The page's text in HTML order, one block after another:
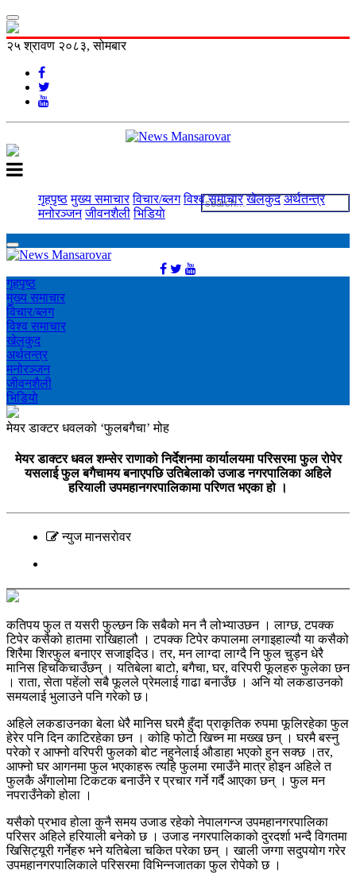
२५ श्रावण २०८३, सोमबार
गृहपृष्ठ मुख्य समाचार विचार/ब्लग विश्व समाचार खेलकुद अर्थतन्त्र
मनोरञ्‍जन जीवनशैली भिडियाे
गृहपृष्ठ
मुख्य समाचार
विचार/ब्लग
विश्व समाचार
खेलकुद
अर्थतन्त्र
मनोरञ्‍जन
जीवनशैली
भिडियाे
मेयर डाक्टर धवलको ‘फुलबगैचा’ मोह
मेयर डाक्टर धवल शम्सेर राणाको निर्देशनमा कार्यालयमा परिसरमा फुल रोपेर
यसलाई फुल बगैचामय बनाएपछि उतिबेलाको उजाड नगरपालिका अहिले
हरियाली उपमहानगरपालिकामा परिणत भएका हो ।
न्युज मानसराेवर
कतिपय फुल त यसरी फुल्छन कि सबैको मन नै लोभ्याउछन । लाग्छ, टपक्क
टिपेर कसैको हातमा राखिहालौ । टपक्क टिपेर कपालमा लगाइहाल्यौ या कसैको
शिरैमा शिरफुल बनाएर सजाइदिउ। तर, मन लाग्दा लाग्दै नि फुल चुड्न धेरै
मानिस हिचकिचाउँछन् । यतिबेला बाटो, बगैचा, घर, वरिपरी फूलहरु फुलेका छन
। राता, सेता पहेंलो सबै फूलले प्रेमलाई गाढा बनाउँछ । अनि यो लकडाउनको
समयलाई भुलाउने पनि गरेको छ।
अहिले लकडाउनका बेला धेरै मानिस घरमै हुँदा प्राकृतिक रुपमा फूलिरहेका फुल
हेरेर पनि दिन काटिरहेका छन । कोहि फोटो खिच्न मा मख्ख छन् । घरमै बस्नु
परेको र आफ्नो वरिपरी फुलको बोट नहुनेलाई औडाहा भएको हुन सक्छ ।तर,
आफ्नो घर आगनमा फुल भएकाहरू त्यहि फुलमा रमाउँने मात्र होइन अहिले त
फुलकै अँगालोमा टिकटक बनाउँने र प्रचार गर्ने गर्दै आएका छन् । फुल मन
नपराउँनेको होला ।
यसैको प्रभाव होला कुनै समय उजाड रहेको नेपालगन्ज उपमहानगरपालिका
परिसर अहिले हरियाली बनेको छ । उजाड नगरपालिकाको दुरदर्शा भन्दै विगतमा
खिसिट्यूरी गर्नेहरु भने यतिबेला चकित परेका छन् । खाली जग्गा सदुपयोग गरेर
उपमहानगरपालिकाले परिसरमा विभिन्नजातका फुल रोपेको छ ।